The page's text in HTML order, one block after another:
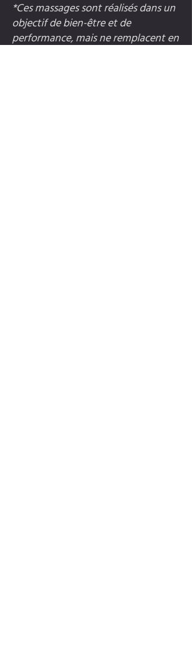
*Ces massages sont réalisés dans un
objectif de bien-être et de
performance, mais ne remplacent en